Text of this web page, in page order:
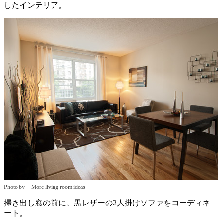
したインテリア。
Photo by – More living room ideas
掃き出し窓の前に、黒レザーの2人掛けソファをコーディネ
ート。